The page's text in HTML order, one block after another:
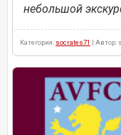
небольшой
Категория: socrates71 | Автор: